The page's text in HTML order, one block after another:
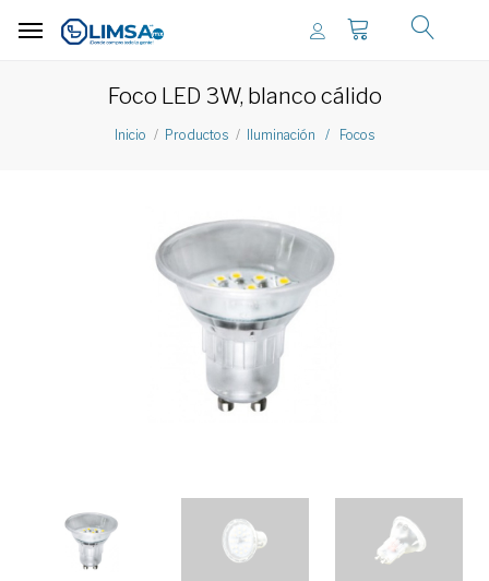
Foco LED 3W, blanco cálido
Inicio Productos Iluminación / Focos